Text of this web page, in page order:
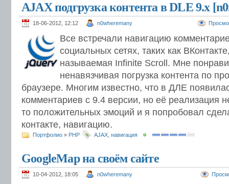
AJAX подгрузка контента в DLE 9.х
18-06-2012, 12:12 n0wheremany
Все встречали навигацию
социальных сетях, таких как
называемая Infinite Scroll. Мне
ненавязчивая погрузка контента по
браузере. Многим известно, что в ДЛЕ
комментариев с 9.4 версии, но её реализация
то положительных эмоций и я попробовал
контакте, навигацию.
Портфолио » PHP AJAX навигация
GoogleMap на своём сайте
10-04-2012, 18:05 n0wheremany